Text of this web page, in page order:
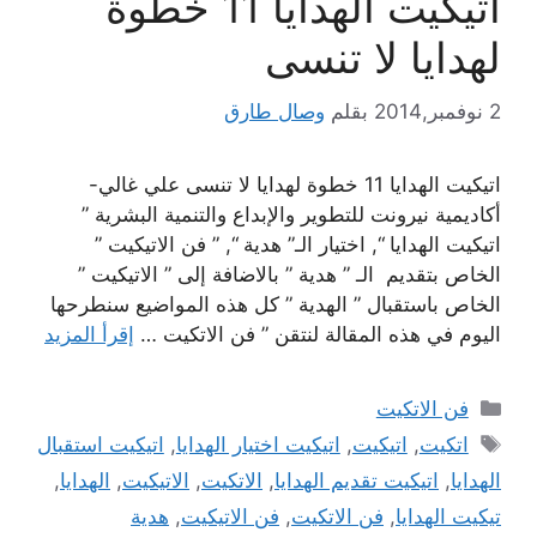
لهدايا لا تنسى
2 نوفمبر,2014 بقلم وصال طارق
اتيكيت الهدايا 11 خطوة لهدايا لا تنسى علي غالي-
أكاديمية نيرونت للتطوير والإبداع والتنمية البشرية ”
اتيكيت الهدايا “, اختيار الـ” هدية “, ” فن الاتيكيت ”
الخاص بتقديم الـ ” هدية ” بالاضافة إلى ” الاتيكيت ”
الخاص باستقبال ” الهدية ” كل هذه المواضيع سنطرحها
اليوم في هذه المقالة لنتقن ” فن الاتكيت … إقرأ المزيد
التصنيفات
فن الاتكيت
الوسوم
اتكيت, اتيكيت, اتيكيت اختيار الهدايا, اتيكيت استقبال
الهدايا, اتيكيت تقديم الهدايا, الاتكيت, الاتيكيت, الهدايا,
تيكيت الهدايا, فن الاتكيت, فن الاتيكيت, هدية